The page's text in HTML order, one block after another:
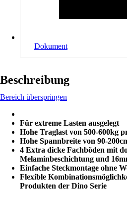
Dokument
Beschreibung
Bereich überspringen
Für extreme Lasten ausgelegt
Hohe Traglast von 500-600kg
Hohe Spannbreite von 90-
4 Extra dicke Fachböden mit
Melaminbeschichtung und
Einfache Steckmontage ohne
Flexible
Produkten der Dino Serie